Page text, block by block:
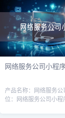
网络服务公司小程
产品名称：网络服务公
位：网络服务公司小程